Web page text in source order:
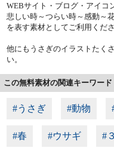
WEBサイト・ブログ・アイコ
悲しい時～つらい時～感動～
を表す素材としてご利用くださ
他にもうさぎのイラストたく
い。
この無料素材の関連キーワード
#うさぎ #動物
#春 #ウサギ #